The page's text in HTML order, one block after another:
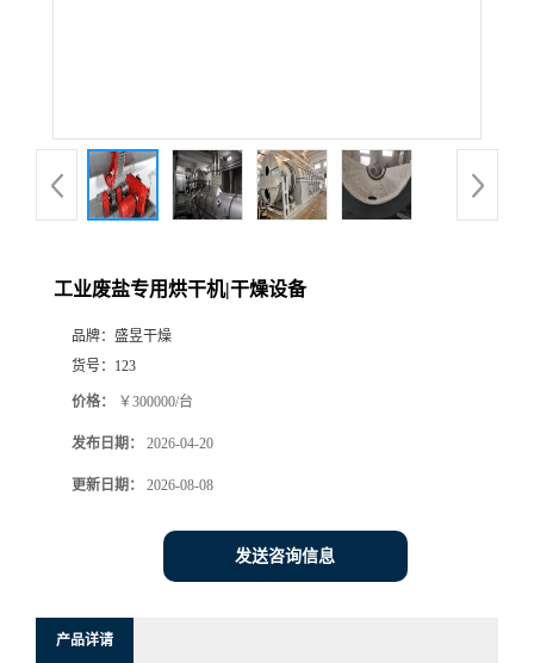
工业废盐专用烘干机|干燥设备
品牌： 盛昱干燥
货号： 123
价格： ￥300000/台
发布日期： 2026-04-20
更新日期： 2026-08-08
发送咨询信息
产品详请